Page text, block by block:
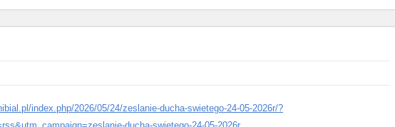
index.php/2026/05/24/zeslanie-ducha-swietego-24-05-2026r/?